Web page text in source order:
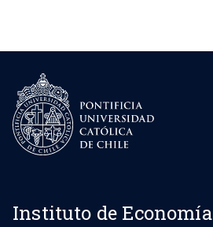
Instituto de Economía